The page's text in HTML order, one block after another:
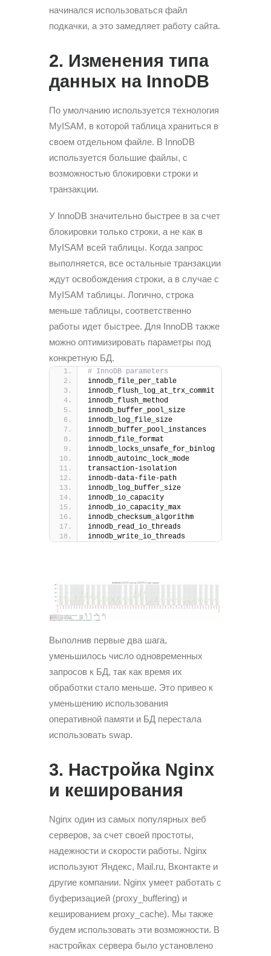
начинался использоваться файл
подкачки, а это замедляет работу сайта.
2. Изменения типа
данных на InnoDB
По умолчанию используется технология
MyISAM, в которой таблица храниться в
своем отдельном файле. В InnoDB
используется большие файлы, с
возможностью блокировки строки и
транзакции.
У InnoDB значительно быстрее в за счет
блокировки только строки, а не как в
MyISAM всей таблицы. Когда запрос
выполняется, все остальные транзакции
ждут освобождения строки, а в случае с
MyISAM таблицы. Логично, строка
меньше таблицы, соответственно
работы идет быстрее. Для InnoDB также
можно оптимизировать параметры под
конкретную БД.
# InnoDB parameters
innodb_file_per_table
innodb_flush_log_at_trx_commit
innodb_flush_method
innodb_buffer_pool_size
innodb_log_file_size
innodb_buffer_pool_instances
innodb_file_format
innodb_locks_unsafe_for_binlog
innodb_autoinc_lock_mode
transaction-isolation
innodb-data-file-path
innodb_log_buffer_size
innodb_io_capacity
innodb_io_capacity_max
innodb_checksum_algorithm
innodb_read_io_threads
innodb_write_io_threads
Выполнив первые два шага,
уменьшилось число одновременных
запросов к БД, так как время их
обработки стало меньше. Это привео к
уменьшению использования
оперативной памяти и БД перестала
использовать swap.
3. Настройка Nginx
и кеширования
Nginx один из самых популярных веб
серверов, за счет своей простоты,
надежности и скорости работы. Nginx
используют Яндекс, Mail.ru, Вконтакте и
другие компании. Nginx умеет работать с
буферизацией (proxy_buffering) и
кешированием proxy_cache). Мы также
будем использовать эти возможности. В
настройках сервера было установлено